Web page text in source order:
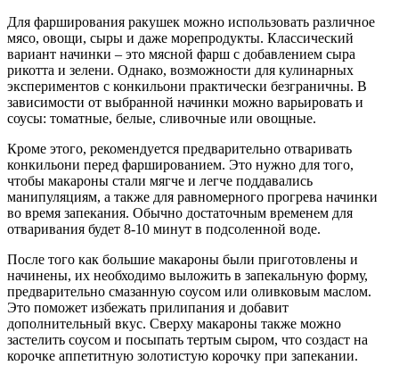
Для фарширования ракушек можно использовать различное
мясо, овощи, сыры и даже морепродукты. Классический
вариант начинки – это мясной фарш с добавлением сыра
рикотта и зелени. Однако, возможности для кулинарных
экспериментов с конкильони практически безграничны. В
зависимости от выбранной начинки можно варьировать и
соусы: томатные, белые, сливочные или овощные.
Кроме этого, рекомендуется предварительно отваривать
конкильони перед фаршированием. Это нужно для того,
чтобы макароны стали мягче и легче поддавались
манипуляциям, а также для равномерного прогрева начинки
во время запекания. Обычно достаточным временем для
отваривания будет 8-10 минут в подсоленной воде.
После того как большие макароны были приготовлены и
начинены, их необходимо выложить в запекальную форму,
предварительно смазанную соусом или оливковым маслом.
Это поможет избежать прилипания и добавит
дополнительный вкус. Сверху макароны также можно
застелить соусом и посыпать тертым сыром, что создаст на
корочке аппетитную золотистую корочку при запекании.